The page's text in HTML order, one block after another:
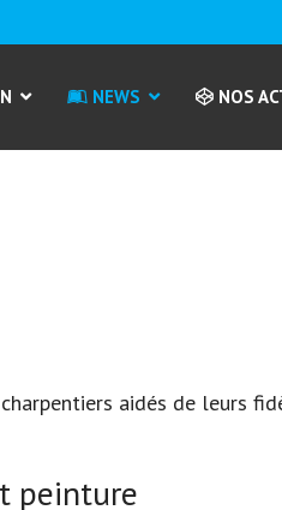
NEWS NOS
aidés de leurs
peinture